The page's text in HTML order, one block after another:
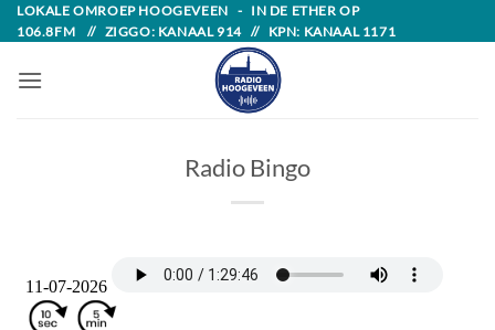
Skip
to
content
LOKALE OMROEP HOOGEVEEN - IN DE ETHER OP
106.8FM // ZIGGO: KANAAL 914 // KPN: KANAAL 1171
Radio Bingo